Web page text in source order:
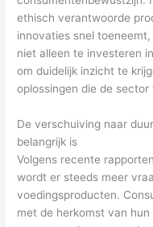
ethisch verantwoorde
innovaties snel
niet alleen te investeren
om duidelijk inzicht te
oplossingen die de sector
De verschuiving naar
belangrijk is
Volgens recente
wordt er steeds meer
voedingsproducten.
met de herkomst van